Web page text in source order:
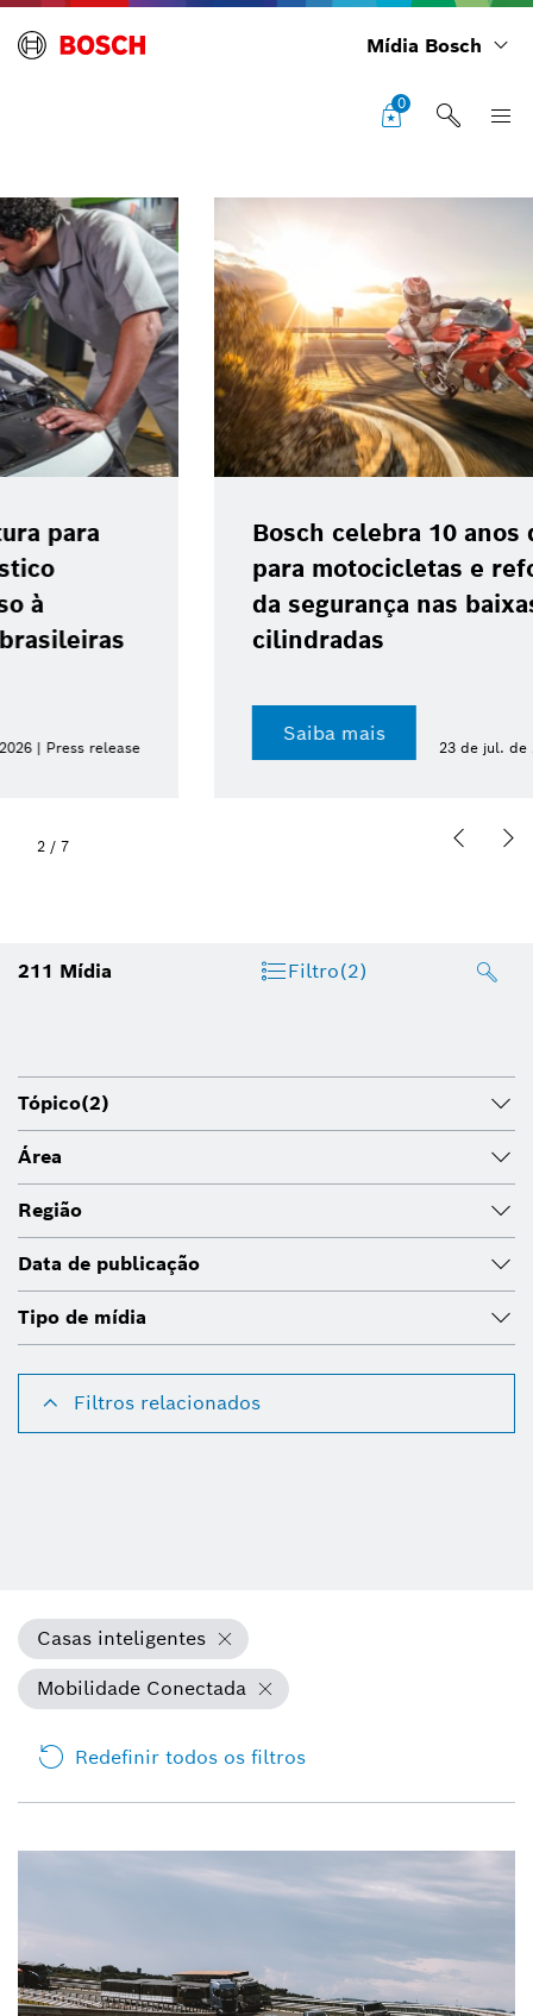
Mídia Bosch
0
Bosch celebra 10 anos do ABS 10
para motocicletas e reforça avanço
da segurança nas baixas
cilindradas
23 de jul. de 2026 | Press release
2 / 7
211 Mídia Filtro(2)
Tópico(2)
Área
Região
Data de publicação
Tipo de mídia
Filtros relacionados
Casas inteligentes
Mobilidade Conectada
Redefinir todos os filtros